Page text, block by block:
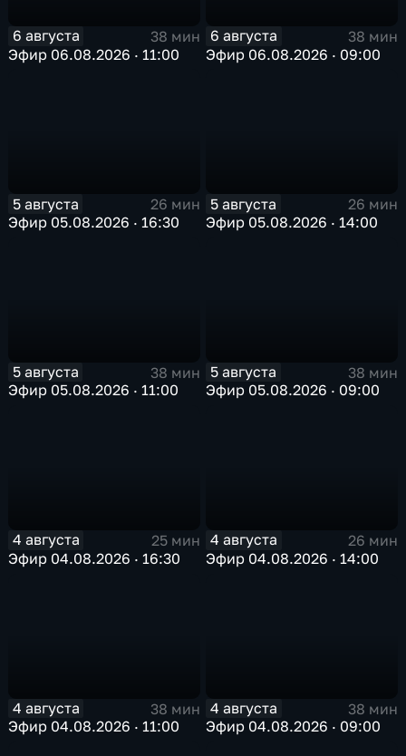
6 августа
38 мин
Эфир 06.08.2026 · 11:00
6 августа
38 мин
Эфир 06.08.2026 · 09:00
5 августа
26 мин
Эфир 05.08.2026 · 16:30
5 августа
26 мин
Эфир 05.08.2026 · 14:00
5 августа
38 мин
Эфир 05.08.2026 · 11:00
5 августа
38 мин
Эфир 05.08.2026 · 09:00
4 августа
25 мин
Эфир 04.08.2026 · 16:30
4 августа
26 мин
Эфир 04.08.2026 · 14:00
4 августа
38 мин
Эфир 04.08.2026 · 11:00
4 августа
38 мин
Эфир 04.08.2026 · 09:00